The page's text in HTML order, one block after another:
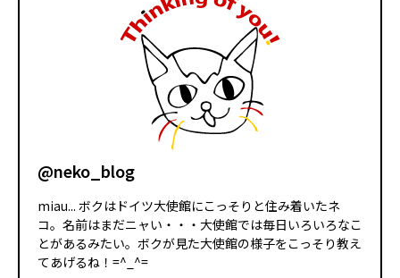
@neko_blog
miau... ボクはドイツ大使館にこっそりと住み着いたネ
コ。名前はまだニャい・・・大使館では毎日いろいろなこ
とがあるみたい。ボクが見た大使館の様子をこっそり教え
てあげるね！=^_^=